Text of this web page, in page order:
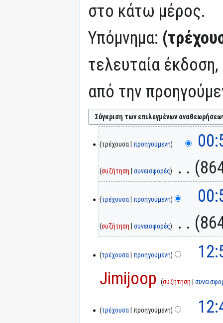
στο κάτω μέρος.
Υπόμνημα:
τελευταία έκδοση,
από την
τρέχουσα προηγούμενη
συζήτηση συνεισφορές
τρέχουσα προηγούμενη
συζήτηση συνεισφορές
τρέχουσα προηγούμενη
Jimijoop
συζήτηση
τρέχουσα προηγούμενη